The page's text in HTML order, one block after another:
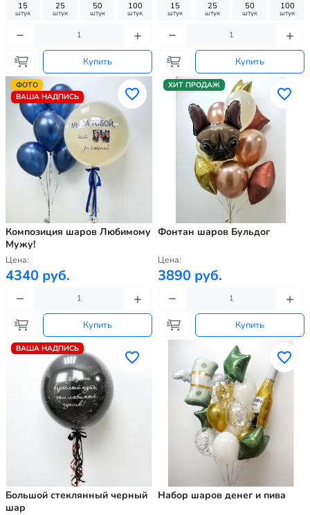
15
штук
25
штук
50
штук
100
штук
Купить
15
штук
25
штук
50
штук
100
штук
Купить
ФОТО
ВАША НАДПИСЬ
Композиция шаров Любимому
Мужу!
Цена:
4340 руб.
Купить
ХИТ ПРОДАЖ
Фонтан шаров Бульдог
Цена:
3890 руб.
Купить
ВАША НАДПИСЬ
Большой стеклянный черный
шар
Набор шаров денег и пива